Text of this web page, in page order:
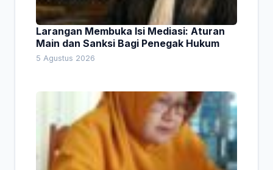
Larangan Membuka Isi Mediasi: Aturan
Main dan Sanksi Bagi Penegak Hukum
5 Agustus 2026